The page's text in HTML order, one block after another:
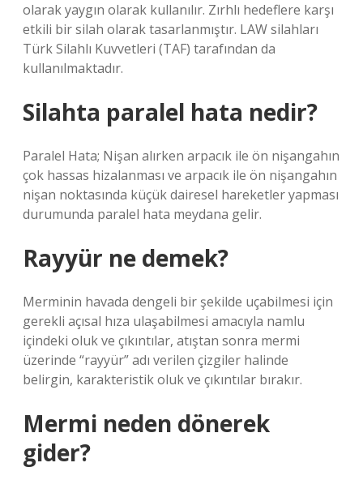
olarak yaygın olarak kullanılır. Zırhlı hedeflere karşı
etkili bir silah olarak tasarlanmıştır. LAW silahları
Türk Silahlı Kuvvetleri (TAF) tarafından da
kullanılmaktadır.
Silahta paralel hata nedir?
Paralel Hata; Nişan alırken arpacık ile ön nişangahın
çok hassas hizalanması ve arpacık ile ön nişangahın
nişan noktasında küçük dairesel hareketler yapması
durumunda paralel hata meydana gelir.
Rayyür ne demek?
Merminin havada dengeli bir şekilde uçabilmesi için
gerekli açısal hıza ulaşabilmesi amacıyla namlu
içindeki oluk ve çıkıntılar, atıştan sonra mermi
üzerinde “rayyür” adı verilen çizgiler halinde
belirgin, karakteristik oluk ve çıkıntılar bırakır.
Mermi neden dönerek
gider?